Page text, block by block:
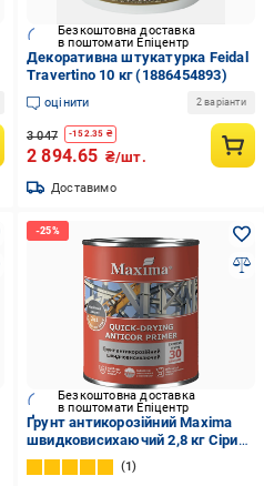
Безкоштовна доставка
в поштомати Епіцентр
Декоративна штукатурка Feidal
Travertino 10 кг (1886454893)
оцінити 2 варіанти
3 047 -152.35 ₴
2 894.65 ₴/шт.
Доставимо
Безкоштовна доставка
в поштомати Епіцентр
Ґрунт антикорозійний Maxima
швидковисихаючий 2,8 кг Сірий
(2792905315)
1